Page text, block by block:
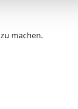
machen.